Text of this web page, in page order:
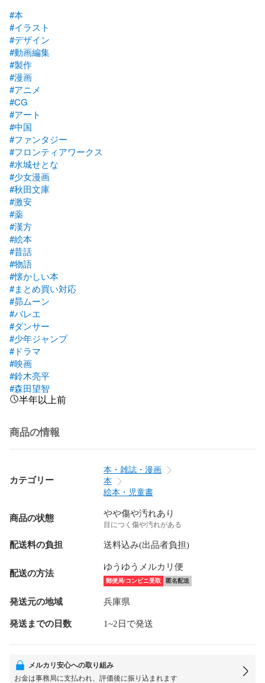
#本
#イラスト
#デザイン
#動画編集
#製作
#漫画
#アニメ
#CG
#アート
#中国
#ファンタジー
#フロンティアワークス
#水城せとな
#少女漫画
#秋田文庫
#激安
#薬
#漢方
#絵本
#昔話
#物語
#懐かしい本
#まとめ買い対応
#昴ムーン
#バレエ
#ダンサー
#少年ジャンプ
#ドラマ
#映画
#鈴木亮平
#森田望智
半年以上前
商品の情報
カテゴリー
本・雑誌・漫画
本
絵本・児童書
商品の状態 やや傷や汚れあり
目につく傷や汚れがある
配送料の負担 送料込み(出品者負担)
配送の方法
ゆうゆうメルカリ便
郵便局/コンビニ受取 匿名配送
発送元の地域 兵庫県
発送までの日数 1~2日で発送
メルカリ安心への取り組み
お金は事務局に支払われ、評価後に振り込まれます